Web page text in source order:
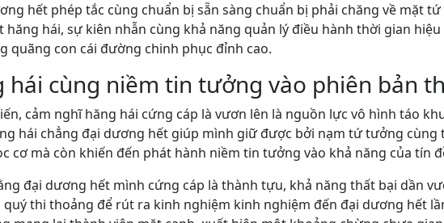
hết phép tắc cùng chuẩn bị sẵn sàng chuẩn bị phải chăng về mặt
hái, sự kiên nhẫn cùng khả năng quản lý điều hành thời gian
quãng con cái đường chinh phục đỉnh cao.
hái cùng niềm tin tưởng vào phiên bản
cảm nghĩ hăng hái cứng cáp là vươn lên là nguồn lực vô hình táo
hái chẳng đại dương hết giúp mình giữ được bởi nạm tứ tưởng
cơ mà còn khiến đến phát hành niềm tin tưởng vào khả năng của tín
đại dương hết mình cứng cáp là thành tựu, khả năng thất bại dần
quý thi thoảng để rút ra kinh nghiệm kinh nghiệm đến đại dương hết